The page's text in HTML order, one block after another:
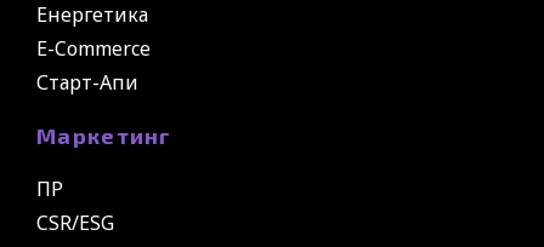
Енергетика
E-Commerce
Старт-Апи
Маркетинг
ПР
CSR/ESG